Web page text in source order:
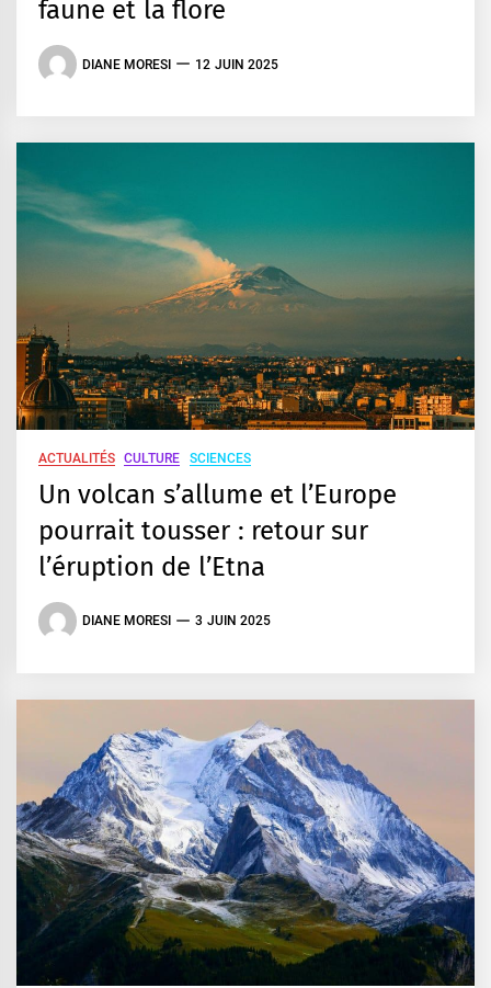
faune et la flore
DIANE MORESI 12 JUIN 2025
ACTUALITÉS CULTURE SCIENCES
Un volcan s’allume et l’Europe
pourrait tousser : retour sur
l’éruption de l’Etna
DIANE MORESI 3 JUIN 2025